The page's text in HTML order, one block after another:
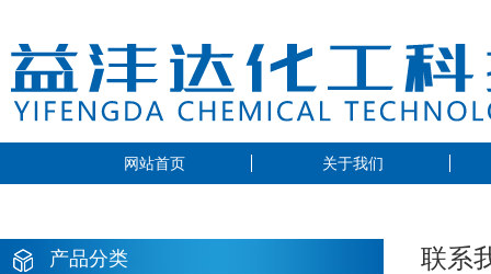
网站首页 关于我们
产品分类 联系